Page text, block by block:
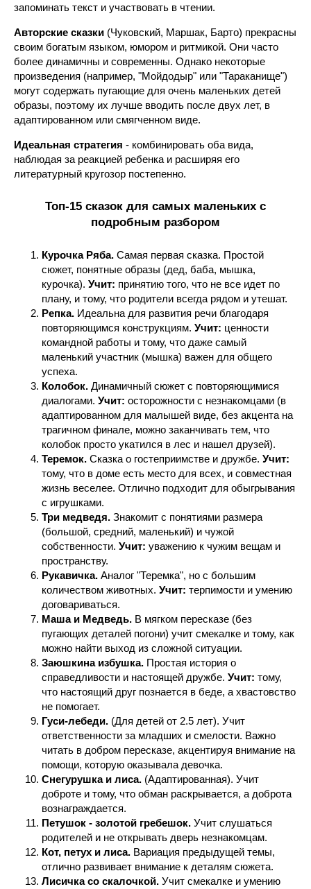
запоминать текст и участвовать в чтении.
Авторские сказки (Чуковский, Маршак, Барто) прекрасны
своим богатым языком, юмором и ритмикой. Они часто
более динамичны и современны. Однако некоторые
произведения (например, "Мойдодыр" или "Тараканище")
могут содержать пугающие для очень маленьких детей
образы, поэтому их лучше вводить после двух лет, в
адаптированном или смягченном виде.
Идеальная стратегия - комбинировать оба вида,
наблюдая за реакцией ребенка и расширяя его
литературный кругозор постепенно.
Топ-15 сказок для самых маленьких с
подробным разбором
Курочка Ряба. Самая первая сказка. Простой
сюжет, понятные образы (дед, баба, мышка,
курочка). Учит: принятию того, что не все идет по
плану, и тому, что родители всегда рядом и утешат.
Репка. Идеальна для развития речи благодаря
повторяющимся конструкциям. Учит: ценности
командной работы и тому, что даже самый
маленький участник (мышка) важен для общего
успеха.
Колобок. Динамичный сюжет с повторяющимися
диалогами. Учит: осторожности с незнакомцами (в
адаптированном для малышей виде, без акцента на
трагичном финале, можно заканчивать тем, что
колобок просто укатился в лес и нашел друзей).
Теремок. Сказка о гостеприимстве и дружбе. Учит:
тому, что в доме есть место для всех, и совместная
жизнь веселее. Отлично подходит для обыгрывания
с игрушками.
Три медведя. Знакомит с понятиями размера
(большой, средний, маленький) и чужой
собственности. Учит: уважению к чужим вещам и
пространству.
Рукавичка. Аналог "Теремка", но с большим
количеством животных. Учит: терпимости и умению
договариваться.
Маша и Медведь. В мягком пересказе (без
пугающих деталей погони) учит смекалке и тому, как
можно найти выход из сложной ситуации.
Заюшкина избушка. Простая история о
справедливости и настоящей дружбе. Учит: тому,
что настоящий друг познается в беде, а хвастовство
не помогает.
Гуси-лебеди. (Для детей от 2.5 лет). Учит
ответственности за младших и смелости. Важно
читать в добром пересказе, акцентируя внимание на
помощи, которую оказывала девочка.
Снегурушка и лиса. (Адаптированная). Учит
доброте и тому, что обман раскрывается, а доброта
вознаграждается.
Петушок - золотой гребешок. Учит слушаться
родителей и не открывать дверь незнакомцам.
Кот, петух и лиса. Вариация предыдущей темы,
отлично развивает внимание к деталям сюжета.
Лисичка со скалочкой. Учит смекалке и умению